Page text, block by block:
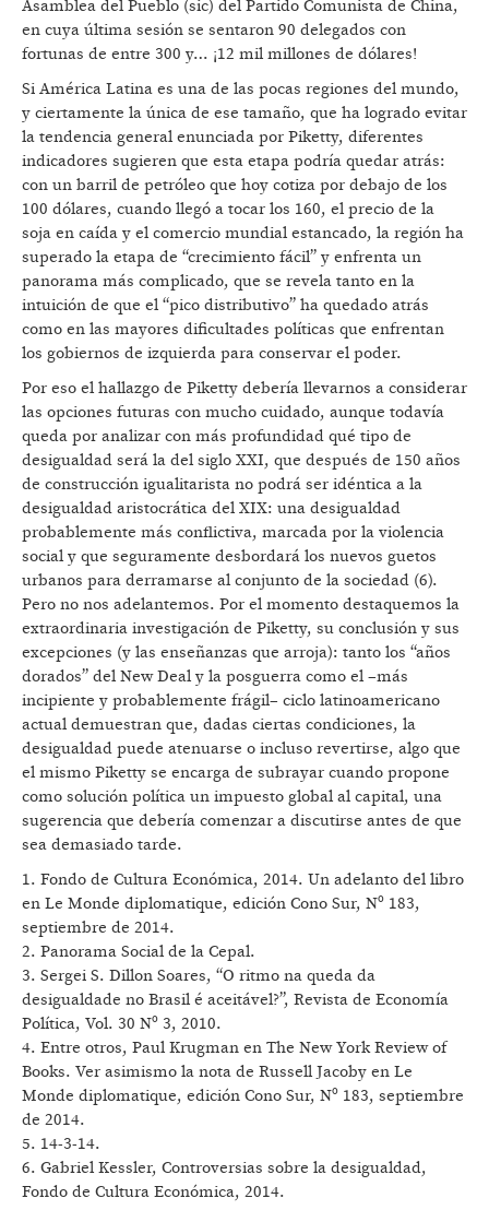
Asamblea del Pueblo (sic) del Partido Comunista de China,
en cuya última sesión se sentaron 90 delegados con
fortunas de entre 300 y… ¡12 mil millones de dólares!
Si América Latina es una de las pocas regiones del mundo,
y ciertamente la única de ese tamaño, que ha logrado evitar
la tendencia general enunciada por Piketty, diferentes
indicadores sugieren que esta etapa podría quedar atrás:
con un barril de petróleo que hoy cotiza por debajo de los
100 dólares, cuando llegó a tocar los 160, el precio de la
soja en caída y el comercio mundial estancado, la región ha
superado la etapa de “crecimiento fácil” y enfrenta un
panorama más complicado, que se revela tanto en la
intuición de que el “pico distributivo” ha quedado atrás
como en las mayores dificultades políticas que enfrentan
los gobiernos de izquierda para conservar el poder.
Por eso el hallazgo de Piketty debería llevarnos a considerar
las opciones futuras con mucho cuidado, aunque todavía
queda por analizar con más profundidad qué tipo de
desigualdad será la del siglo XXI, que después de 150 años
de construcción igualitarista no podrá ser idéntica a la
desigualdad aristocrática del XIX: una desigualdad
probablemente más conflictiva, marcada por la violencia
social y que seguramente desbordará los nuevos guetos
urbanos para derramarse al conjunto de la sociedad (6).
Pero no nos adelantemos. Por el momento destaquemos la
extraordinaria investigación de Piketty, su conclusión y sus
excepciones (y las enseñanzas que arroja): tanto los “años
dorados” del New Deal y la posguerra como el –más
incipiente y probablemente frágil– ciclo latinoamericano
actual demuestran que, dadas ciertas condiciones, la
desigualdad puede atenuarse o incluso revertirse, algo que
el mismo Piketty se encarga de subrayar cuando propone
como solución política un impuesto global al capital, una
sugerencia que debería comenzar a discutirse antes de que
sea demasiado tarde.
1. Fondo de Cultura Económica, 2014. Un adelanto del libro
en Le Monde diplomatique, edición Cono Sur, Nº 183,
septiembre de 2014.
2. Panorama Social de la Cepal.
3. Sergei S. Dillon Soares, “O ritmo na queda da
desigualdade no Brasil é aceitável?”, Revista de Economía
Política, Vol. 30 Nº 3, 2010.
4. Entre otros, Paul Krugman en The New York Review of
Books. Ver asimismo la nota de Russell Jacoby en Le
Monde diplomatique, edición Cono Sur, Nº 183, septiembre
de 2014.
5. 14-3-14.
6. Gabriel Kessler, Controversias sobre la desigualdad,
Fondo de Cultura Económica, 2014.